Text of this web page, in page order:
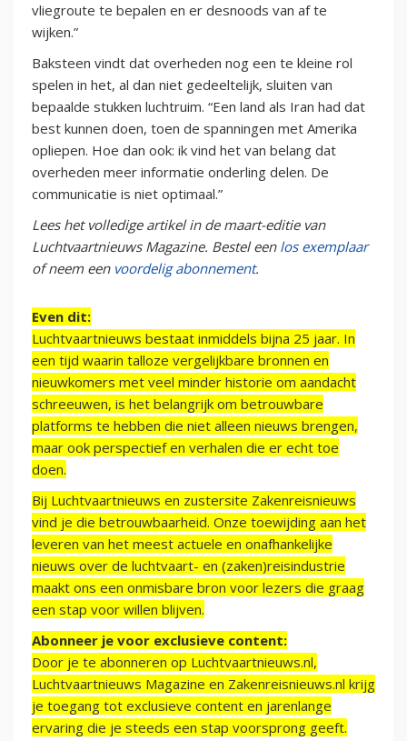
vliegroute te bepalen en er desnoods van af te
wijken.”
Baksteen vindt dat overheden nog een te kleine rol
spelen in het, al dan niet gedeeltelijk, sluiten van
bepaalde stukken luchtruim. “Een land als Iran had dat
best kunnen doen, toen de spanningen met Amerika
opliepen. Hoe dan ook: ik vind het van belang dat
overheden meer informatie onderling delen. De
communicatie is niet optimaal.”
Lees het volledige artikel in de maart-editie van
Luchtvaartnieuws Magazine. Bestel een los exemplaar
of neem een voordelig abonnement.
Even dit:
Luchtvaartnieuws bestaat inmiddels bijna 25 jaar. In
een tijd waarin talloze vergelijkbare bronnen en
nieuwkomers met veel minder historie om aandacht
schreeuwen, is het belangrijk om betrouwbare
platforms te hebben die niet alleen nieuws brengen,
maar ook perspectief en verhalen die er echt toe
doen.
Bij Luchtvaartnieuws en zustersite Zakenreisnieuws
vind je die betrouwbaarheid. Onze toewijding aan het
leveren van het meest actuele en onafhankelijke
nieuws over de luchtvaart- en (zaken)reisindustrie
maakt ons een onmisbare bron voor lezers die graag
een stap voor willen blijven.
Abonneer je voor exclusieve content:
Door je te abonneren op Luchtvaartnieuws.nl,
Luchtvaartnieuws Magazine en Zakenreisnieuws.nl krijg
je toegang tot exclusieve content en jarenlange
ervaring die je steeds een stap voorsprong geeft.